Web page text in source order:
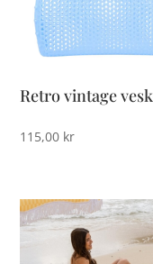
Retro vintage
115,00 kr